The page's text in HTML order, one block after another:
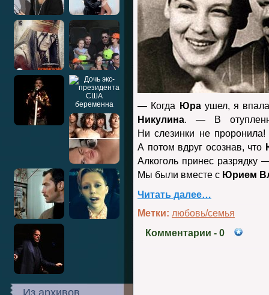
Из архивов
— Когда Юраушел, я
Никулина. — В
Ни слезинки не
А потом вдруг осознав, что
Алкоголь принес
Мы были вместе с Юрием
Читать далее…
Метки: любовь/семья
Комментарии - 0